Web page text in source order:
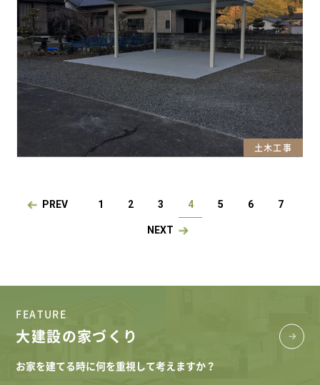
土木工事
PREV 1 2 3 4 5 6 7
NEXT
FEATURE
大建設の家づくり
お家を建てる時に何を重視して考えますか？